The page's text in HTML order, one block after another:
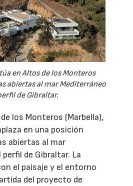
en Altos de los Monteros
abiertas al mar Mediterráneo
de Gibraltar.
los Monteros (Marbella),
en una posición
abiertas al mar
de Gibraltar. La
el paisaje y el entorno
del proyecto de